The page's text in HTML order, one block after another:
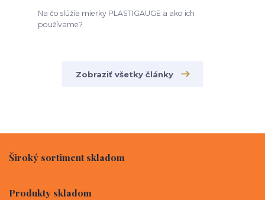
Na čo slúžia mierky PLASTIGAUGE a ako ich
používame?
Zobraziť všetky články
Široký sortiment skladom
Produkty skladom